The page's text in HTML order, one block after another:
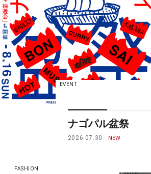
EVENT
ナゴパル盆祭
2026.07.30
FASHION